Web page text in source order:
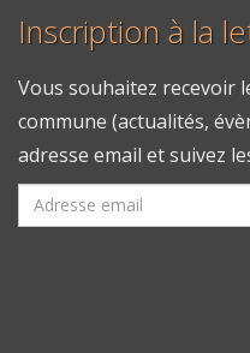
Inscription à la
Vous souhaitez recevoir
commune (actualités,
adresse email et suivez